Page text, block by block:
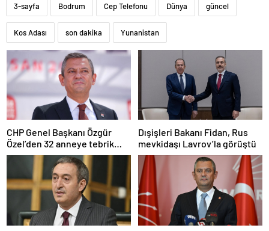
3-sayfa Bodrum Cep Telefonu Dünya güncel
Kos Adası son dakika Yunanistan
CHP Genel Başkanı Özgür
Özel’den 32 anneye tebrik
telefonu
Dışişleri Bakanı Fidan, Rus
mevkidaşı Lavrov’la görüştü